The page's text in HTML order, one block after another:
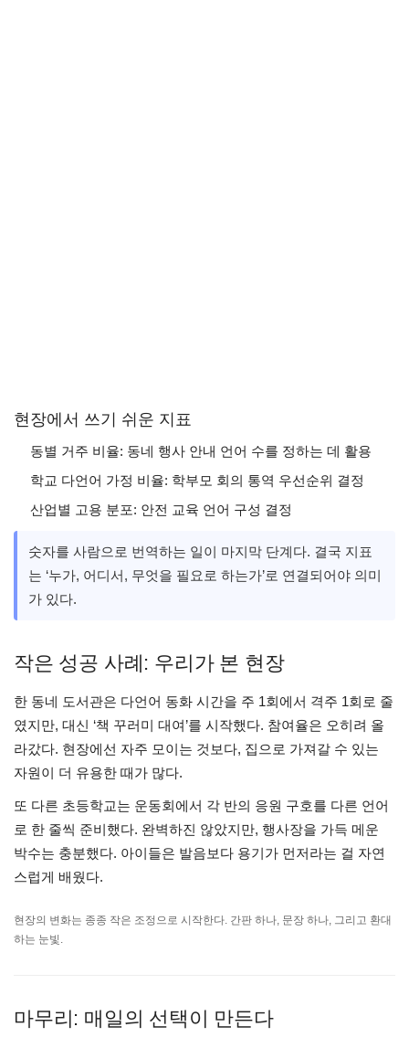
현장에서 쓰기 쉬운 지표
동별 거주 비율: 동네 행사 안내 언어 수를 정하는 데 활용
학교 다언어 가정 비율: 학부모 회의 통역 우선순위 결정
산업별 고용 분포: 안전 교육 언어 구성 결정
숫자를 사람으로 번역하는 일이 마지막 단계다. 결국 지표
는 ‘누가, 어디서, 무엇을 필요로 하는가’로 연결되어야 의미
가 있다.
작은 성공 사례: 우리가 본 현장
한 동네 도서관은 다언어 동화 시간을 주 1회에서 격주 1회로 줄
였지만, 대신 ‘책 꾸러미 대여’를 시작했다. 참여율은 오히려 올
라갔다. 현장에선 자주 모이는 것보다, 집으로 가져갈 수 있는
자원이 더 유용한 때가 많다.
또 다른 초등학교는 운동회에서 각 반의 응원 구호를 다른 언어
로 한 줄씩 준비했다. 완벽하진 않았지만, 행사장을 가득 메운
박수는 충분했다. 아이들은 발음보다 용기가 먼저라는 걸 자연
스럽게 배웠다.
현장의 변화는 종종 작은 조정으로 시작한다. 간판 하나, 문장 하나, 그리고 환대
하는 눈빛.
마무리: 매일의 선택이 만든다